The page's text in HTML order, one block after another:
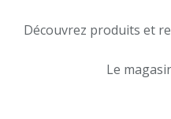
Découvrez produits et
Le